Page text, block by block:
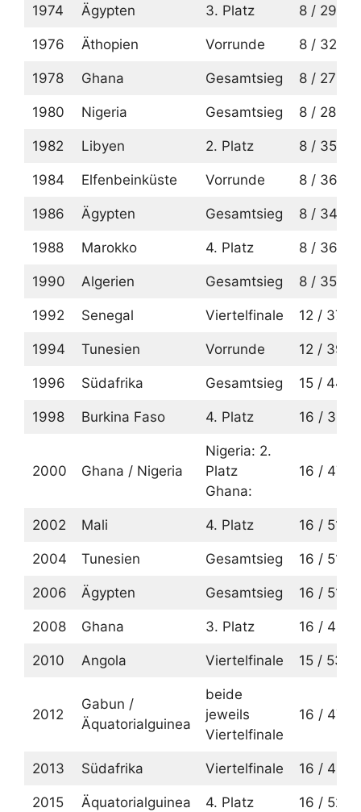
1974 Ägypten 3. Platz 8 / 29
1976 Äthopien Vorrunde 8 / 32
1978 Ghana Gesamtsieg 8 / 27
1980 Nigeria Gesamtsieg 8 / 28
1982 Libyen 2. Platz 8 / 35
1984 Elfenbeinküste Vorrunde 8 / 36
1986 Ägypten Gesamtsieg 8 / 34
1988 Marokko 4. Platz 8 / 36
1990 Algerien Gesamtsieg 8 / 35
1992 Senegal Viertelfinale 12 / 37
1994 Tunesien Vorrunde 12 / 39
1996 Südafrika Gesamtsieg 15 / 44
1998 Burkina Faso 4. Platz 16 / 36
2000 Ghana / Nigeria
Nigeria: 2.
Platz
Ghana:
16 / 47
2002 Mali 4. Platz 16 / 51
2004 Tunesien Gesamtsieg 16 / 51
2006 Ägypten Gesamtsieg 16 / 51
2008 Ghana 3. Platz 16 / 48
2010 Angola Viertelfinale 15 / 53
2012
Gabun /
Äquatorialguinea
beide
jeweils
Viertelfinale
16 / 47
2013 Südafrika Viertelfinale 16 / 49
2015 Äquatorialguinea 4. Platz 16 / 52